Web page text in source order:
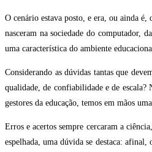
O cenário estava posto, e era, ou ainda
nasceram na sociedade do computador,
uma característica do ambiente
Considerando as dúvidas tantas que
qualidade, de confiabilidade e de escala?
gestores da educação, temos em mãos
Erros e acertos sempre cercaram a
espelhada, uma dúvida se destaca: